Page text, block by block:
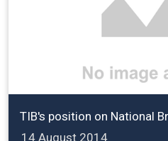
TIB's position on National
14 August 2014